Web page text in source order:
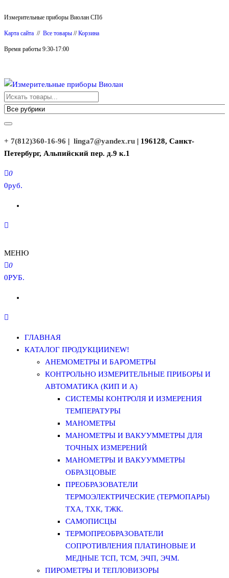
к
содержимому
Измерительные приборы Виолан СПб
Карта сайта // Все товары //Корзина
Время работы 9:30-17:00
Измерительные приборы Виолан
+ 7(812)360-16-96 | linga7@yandex.ru | 196128, Санкт-
Петербург, Альпийский пер. д.9 к.1
0
0руб.
МЕНЮ
0
0РУБ.
ГЛАВНАЯ
КАТАЛОГ ПРОДУКЦИИNEW!
АНЕМОМЕТРЫ И БАРОМЕТРЫ
КОНТРОЛЬНО ИЗМЕРИТЕЛЬНЫЕ ПРИБОРЫ И
АВТОМАТИКА (КИП И А)
СИСТЕМЫ КОНТРОЛЯ И ИЗМЕРЕНИЯ
ТЕМПЕРАТУРЫ
МАНОМЕТРЫ
МАНОМЕТРЫ И ВАКУУММЕТРЫ ДЛЯ
ТОЧНЫХ ИЗМЕРЕНИЙ
МАНОМЕТРЫ И ВАКУУММЕТРЫ
ОБРАЗЦОВЫЕ
ПРЕОБРАЗОВАТЕЛИ
ТЕРМОЭЛЕКТРИЧЕСКИЕ (ТЕРМОПАРЫ)
ТХА, ТХК, ТЖК.
САМОПИСЦЫ
ТЕРМОПРЕОБРАЗОВАТЕЛИ
СОПРОТИВЛЕНИЯ ПЛАТИНОВЫЕ И
МЕДНЫЕ ТСП, ТСМ, ЭЧП, ЭЧМ.
ПИРОМЕТРЫ И ТЕПЛОВИЗОРЫ